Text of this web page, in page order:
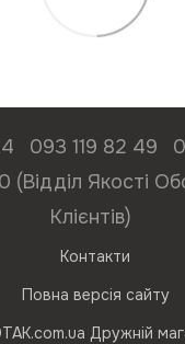
093 119 82 49
Якості
Клієнтів)
Контакти
Повна версія сайту
Дружній